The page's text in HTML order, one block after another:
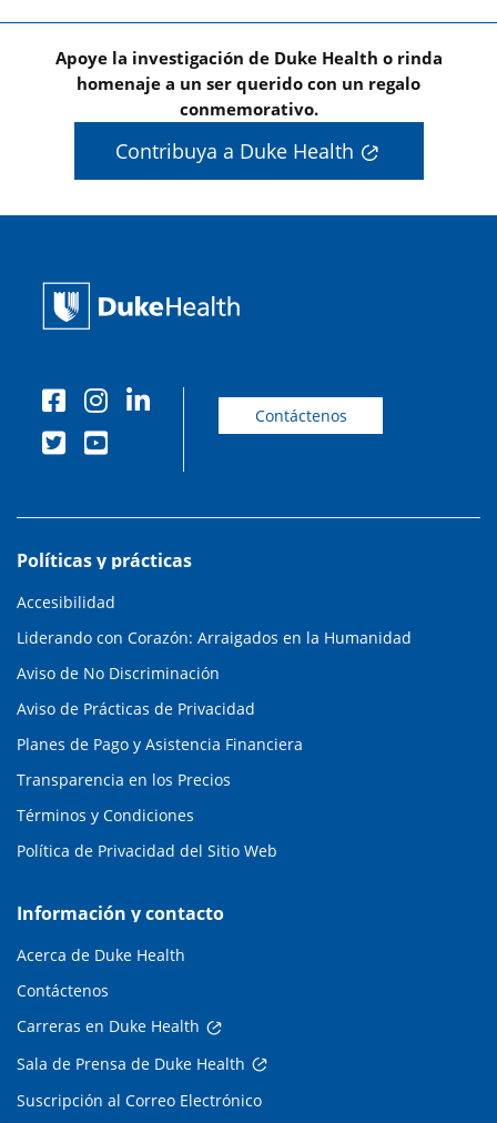
Apoye la investigación de Duke Health o rinda
homenaje a un ser querido con un regalo
conmemorativo.
Contribuya a Duke Health
Contáctenos
Políticas y prácticas
Accesibilidad
Liderando con Corazón: Arraigados en la Humanidad
Aviso de No Discriminación
Aviso de Prácticas de Privacidad
Planes de Pago y Asistencia Financiera
Transparencia en los Precios
Términos y Condiciones
Política de Privacidad del Sitio Web
Información y contacto
Acerca de Duke Health
Contáctenos
Carreras en Duke Health
Sala de Prensa de Duke Health
Suscripción al Correo Electrónico